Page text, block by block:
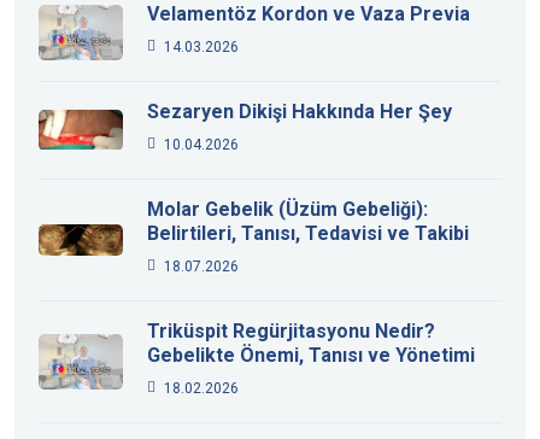
Velamentöz Kordon ve Vaza Previa
14.03.2026
Sezaryen Dikişi Hakkında Her Şey
10.04.2026
Molar Gebelik (Üzüm Gebeliği):
Belirtileri, Tanısı, Tedavisi ve Takibi
18.07.2026
Triküspit Regürjitasyonu Nedir?
Gebelikte Önemi, Tanısı ve Yönetimi
18.02.2026